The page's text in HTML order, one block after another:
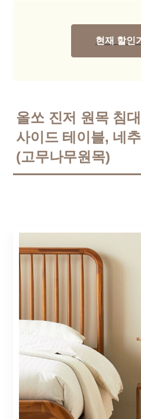
현재 할인
올쏘 진저 원목 침
사이드 테이블, 네
(고무나무원목)